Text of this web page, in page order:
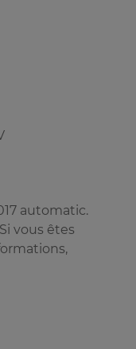
automatic.
vous êtes